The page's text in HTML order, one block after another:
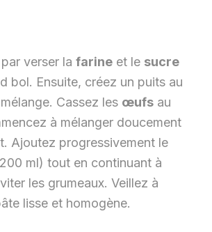
verser la farineet le sucre
bol. Ensuite, créez un puits au
Cassez les œufsau
à mélanger doucement
Ajoutez progressivement le
ml) tout en continuant à
les grumeaux. Veillez à
lisse et homogène.